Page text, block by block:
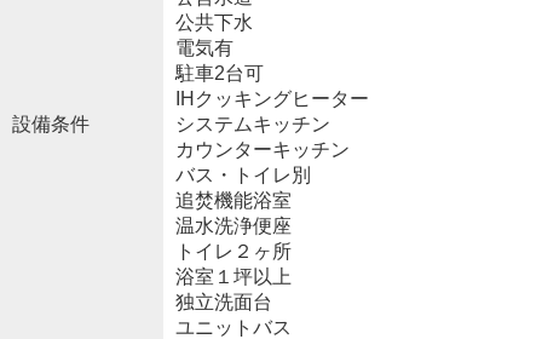
設備条件
公共下水
電気有
駐車2台可
IHクッキングヒーター
システムキッチン
カウンターキッチン
バス・トイレ別
追焚機能浴室
温水洗浄便座
トイレ２ヶ所
浴室１坪以上
独立洗面台
ユニットバス